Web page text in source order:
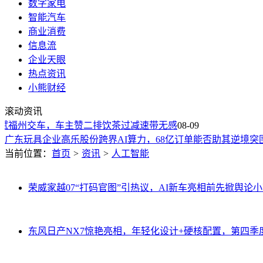
数字家电
智能汽车
商业消费
信息流
企业天眼
热点资讯
小熊财经
滚动资讯
州交车，车主赞二排饮茶过减速带无感08-09
OpenAI收购演示文稿初创公司NextSlide
互联网迎来新变局：机器流量反超人类，未来网络生态将重塑？
广东玩具企业高乐股份跨界AI算力，68亿订单能否助其逆境突
OpenAI再添新成员！NextSlide加入助力视觉交流与创意转化
67岁农户轻信AI除草方案，150亩芝麻绝收15万损失谁担？
丘成桐在国际基础科学大会演讲：赞中国基础研究，谈人工智
OpenAI收购演示文稿初创公司NextSlide
当前位置： 首页 > 资讯 > 人工智能
荣威家越07“打码官图”引热议，AI新车亮相前先掀舆论
东风日产NX7惊艳亮相，年轻化设计+硬核配置，第四季